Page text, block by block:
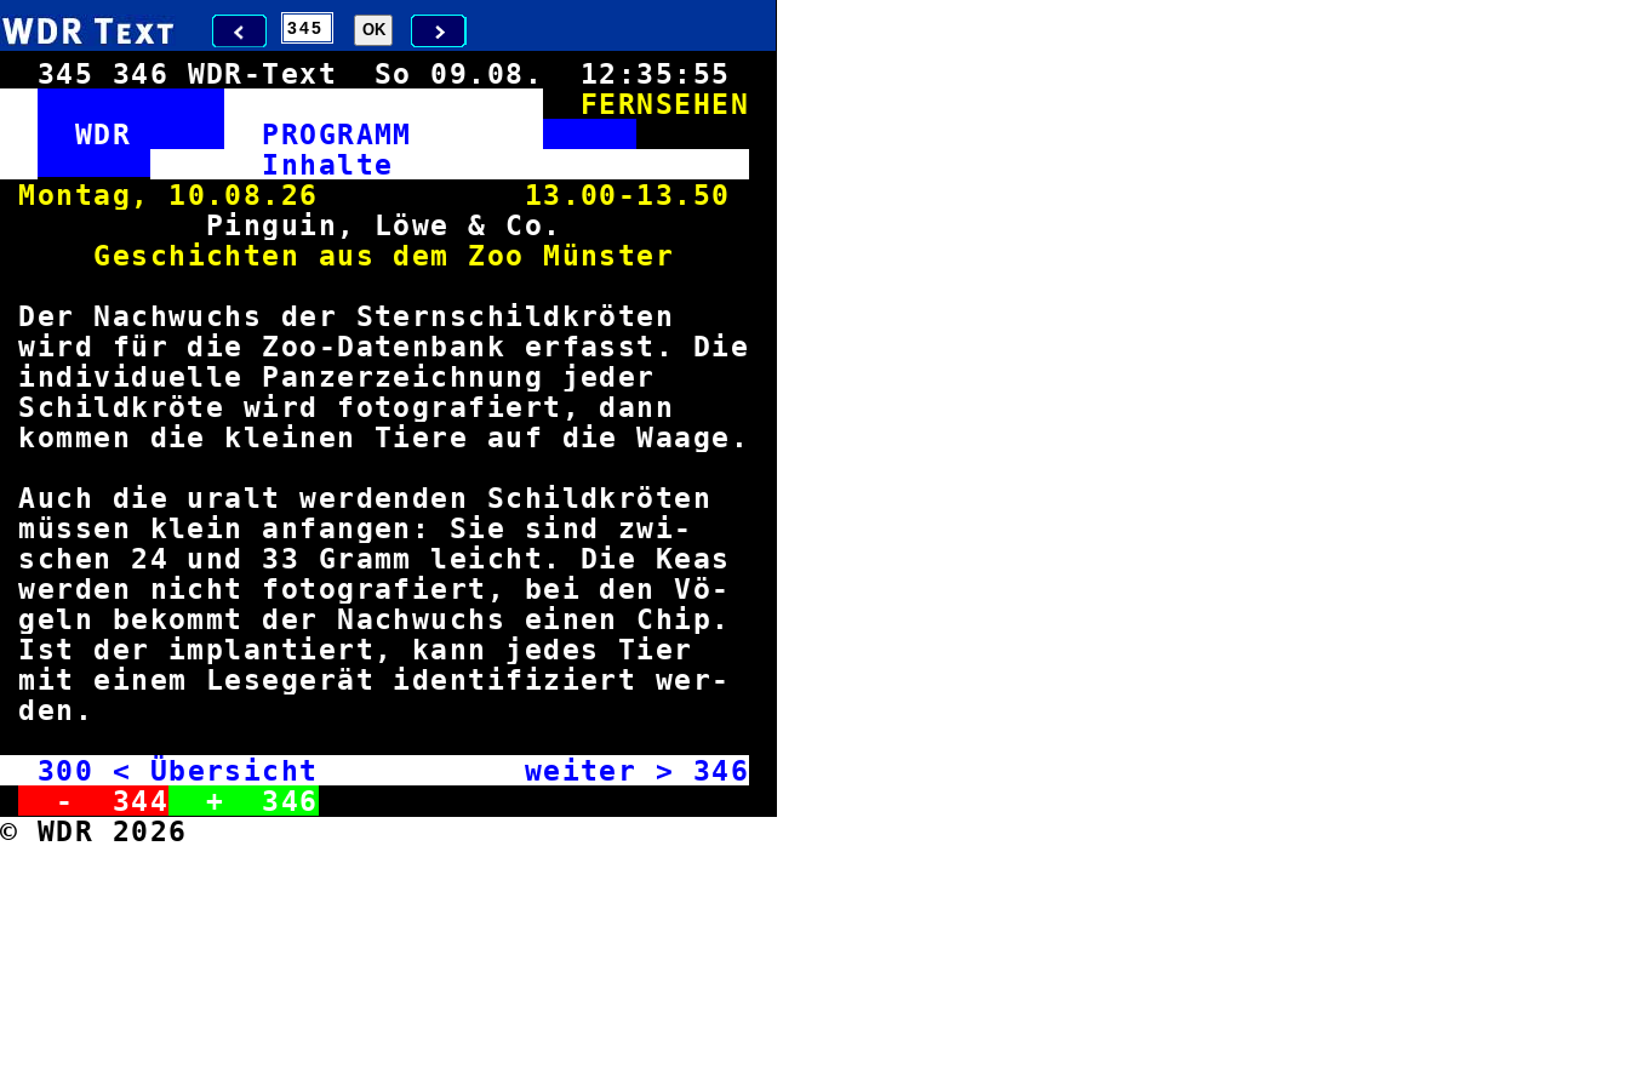
345 346 WDR-Text So 09.08. 12:35:55
FERNSEHEN
WDR
PROGRAMM
Inhalte
Montag, 10.08.26 13.00-13.50
Pinguin, Löwe & Co.
Geschichten aus dem Zoo Münster
Der Nachwuchs der Sternschildkröten
wird für die Zoo-Datenbank erfasst. Die
individuelle Panzerzeichnung jeder
Schildkröte wird fotografiert, dann
kommen die kleinen Tiere auf die Waage.
Auch die uralt werdenden Schildkröten
müssen klein anfangen: Sie sind zwi-
schen 24 und 33 Gramm leicht. Die Keas
werden nicht fotografiert, bei den Vö-
geln bekommt der Nachwuchs einen Chip.
Ist der implantiert, kann jedes Tier
mit einem Lesegerät identifiziert wer-
den.
300 < Übersicht weiter > 346
- 344 + 346
© WDR 2026